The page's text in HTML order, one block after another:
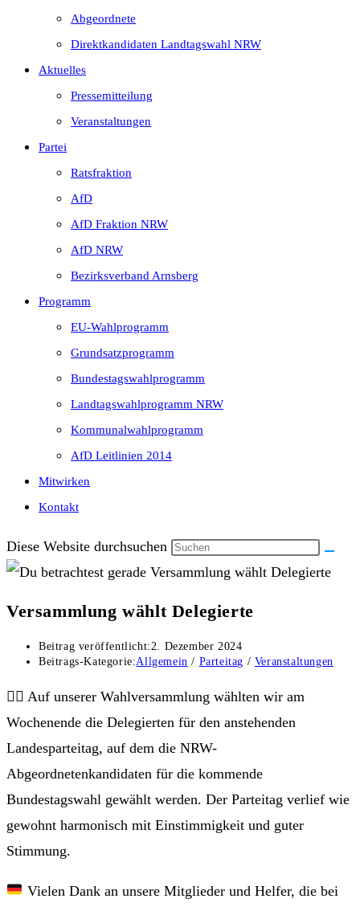
Abgeordnete
Direktkandidaten Landtagswahl NRW
Aktuelles
Pressemitteilung
Veranstaltungen
Partei
Ratsfraktion
AfD
AfD Fraktion NRW
AfD NRW
Bezirksverband Arnsberg
Programm
EU-Wahlprogramm
Grundsatzprogramm
Bundestagswahlprogramm
Landtagswahlprogramm NRW
Kommunalwahlprogramm
AfD Leitlinien 2014
Mitwirken
Kontakt
Diese Website durchsuchen
Versammlung wählt Delegierte
Beitrag veröffentlicht: 2. Dezember 2024
Beitrags-Kategorie:Allgemein / Parteitag / Veranstaltungen
👍🏻 Auf unserer Wahlversammlung wählten wir am
Wochenende die Delegierten für den anstehenden
Landesparteitag, auf dem die NRW-
Abgeordnetenkandidaten für die kommende
Bundestagswahl gewählt werden. Der Parteitag verlief wie
gewohnt harmonisch mit Einstimmigkeit und guter
Stimmung.
Vielen Dank an unsere Mitglieder und Helfer, die bei